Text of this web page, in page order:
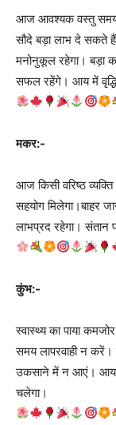
आज आवश्यक वस्तु समय
सौदे बड़ा लाभ दे सकते
मनोनुकूल रहेगा। बड़ा
सफल रहेंगे। आय में वृद्धि
मकर:-
आज किसी वरिष्ठ व्यक्ति
सहयोग मिलेगा।बाहर
लाभप्रद रहेगा। संतान
कुंभ:-
स्वास्थ्य का पाया
समय लापरवाही न करें।
उकसाने में न आएं। आय
चलेगा।